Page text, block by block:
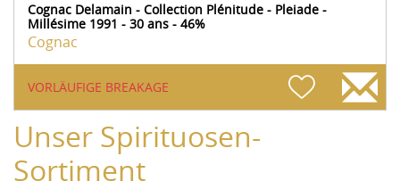
Cognac Delamain - Collection Plénitude - Pleiade -
Millésime 1991 - 30 ans - 46%
Cognac
VORLÄUFIGE BREAKAGE
Unser Spirituosen-
Sortiment